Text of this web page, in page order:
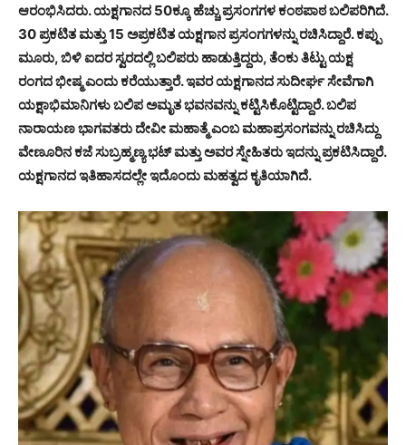
ಆರಂಭಿಸಿದರು. ಯಕ್ಷಗಾನದ 50ಕ್ಕೂ ಹೆಚ್ಚು ಪ್ರಸಂಗಗಳ ಕಂಠಪಾಠ ಬಲಿಪರಿಗಿದೆ.
30 ಪ್ರಕಟಿತ ಮತ್ತು 15 ಅಪ್ರಕಟಿತ ಯಕ್ಷಗಾನ ಪ್ರಸಂಗಗಳನ್ನು ರಚಿಸಿದ್ದಾರೆ. ಕಪ್ಪು
ಮೂರು, ಬಿಳಿ ಐದರ ಸ್ವರದಲ್ಲಿ ಬಲಿಪರು ಹಾಡುತ್ತಿದ್ದರು, ತೆಂಕು ತಿಟ್ಟು ಯಕ್ಷ
ರಂಗದ ಭೀಷ್ಮ ಎಂದು ಕರೆಯುತ್ತಾರೆ. ಇವರ ಯಕ್ಷಗಾನದ ಸುದೀರ್ಘ ಸೇವೆಗಾಗಿ
ಯಕ್ಷಾಭಿಮಾನಿಗಳು ಬಲಿಪ ಅಮೃತ ಭವನವನ್ನು ಕಟ್ಟಿಸಿಕೊಟ್ಟಿದ್ದಾರೆ. ಬಲಿಪ
ನಾರಾಯಣ ಭಾಗವತರು ದೇವೀ ಮಹಾತ್ಮೆ ಎಂಬ ಮಹಾಪ್ರಸಂಗವನ್ನು ರಚಿಸಿದ್ದು
ವೇಣೂರಿನ ಕಜೆ ಸುಬ್ರಹ್ಮಣ್ಯ ಭಟ್ ಮತ್ತು ಅವರ ಸ್ನೇಹಿತರು ಇದನ್ನು ಪ್ರಕಟಿಸಿದ್ದಾರೆ.
ಯಕ್ಷಗಾನದ ಇತಿಹಾಸದಲ್ಲೇ ಇದೊಂದು ಮಹತ್ವದ ಕೃತಿಯಾಗಿದೆ.